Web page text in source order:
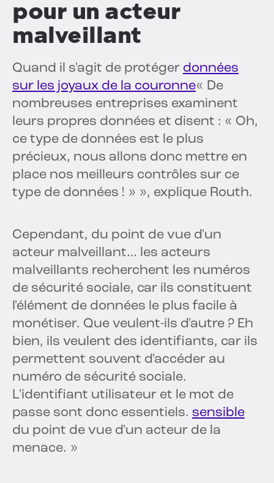
pour un acteur
malveillant
Quand il s'agit de protéger données
sur les joyaux de la couronne« De
nombreuses entreprises examinent
leurs propres données et disent : « Oh,
ce type de données est le plus
précieux, nous allons donc mettre en
place nos meilleurs contrôles sur ce
type de données ! » », explique Routh.
Cependant, du point de vue d'un
acteur malveillant… les acteurs
malveillants recherchent les numéros
de sécurité sociale, car ils constituent
l'élément de données le plus facile à
monétiser. Que veulent-ils d'autre ? Eh
bien, ils veulent des identifiants, car ils
permettent souvent d'accéder au
numéro de sécurité sociale.
L'identifiant utilisateur et le mot de
passe sont donc essentiels. sensible
du point de vue d'un acteur de la
menace. »